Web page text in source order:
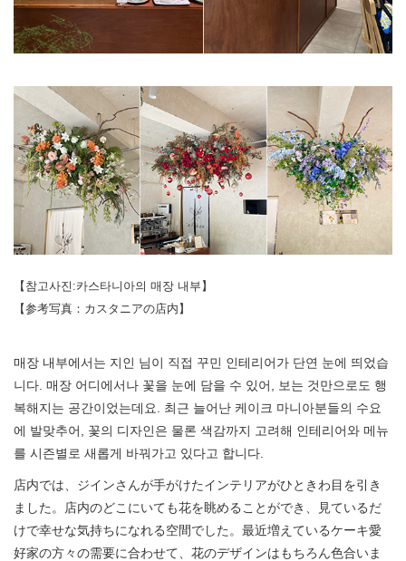
【참고사진:카스타니아의 매장 내부】
【参考写真：カスタニアの店内】
매장 내부에서는 지인 님이 직접 꾸민 인테리어가 단연 눈에 띄었습
니다. 매장 어디에서나 꽃을 눈에 담을 수 있어, 보는 것만으로도 행
복해지는 공간이었는데요. 최근 늘어난 케이크 마니아분들의 수요
에 발맞추어, 꽃의 디자인은 물론 색감까지 고려해 인테리어와 메뉴
를 시즌별로 새롭게 바꿔가고 있다고 합니다.
店内では、ジインさんが手がけたインテリアがひときわ目を引き
ました。店内のどこにいても花を眺めることができ、見ているだ
けで幸せな気持ちになれる空間でした。最近増えているケーキ愛
好家の方々の需要に合わせて、花のデザインはもちろん色合いま